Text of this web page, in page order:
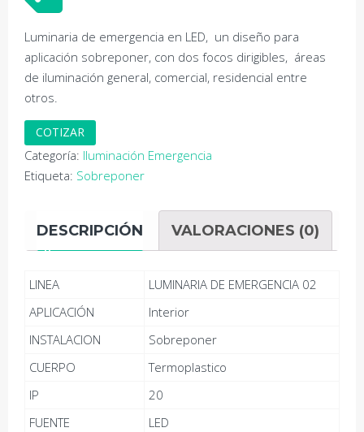
Luminaria de emergencia en LED, un diseño para
aplicación sobreponer, con dos focos dirigibles, áreas
de iluminación general, comercial, residencial entre
otros.
COTIZAR
Categoría: Iluminación Emergencia
Etiqueta: Sobreponer
DESCRIPCIÓN VALORACIONES (0)
LINEA
LUMINARIA DE EMERGENCIA 02
APLICACIÓN
Interior
INSTALACION
Sobreponer
CUERPO
Termoplastico
IP
20
FUENTE
LED